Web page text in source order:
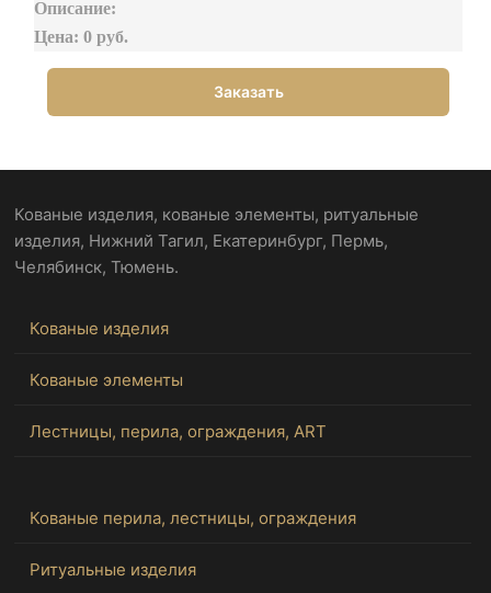
Описание:
Цена: 0 руб.
Заказать
Кованые изделия, кованые элементы, ритуальные
изделия, Нижний Тагил, Екатеринбург, Пермь,
Челябинск, Тюмень.
Кованые изделия
Кованые элементы
Лестницы, перила, ограждения, ART
Кованые перила, лестницы, ограждения
Ритуальные изделия